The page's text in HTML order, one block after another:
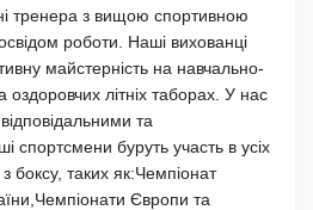
тренера з вищою спортивною
роботи. Наші вихованці
майстерність на навчально-
оздоровчих літніх таборах. У нас
та
спортсмени буруть участь в усіх
боксу, таких як:Чемпіонат
Європи та